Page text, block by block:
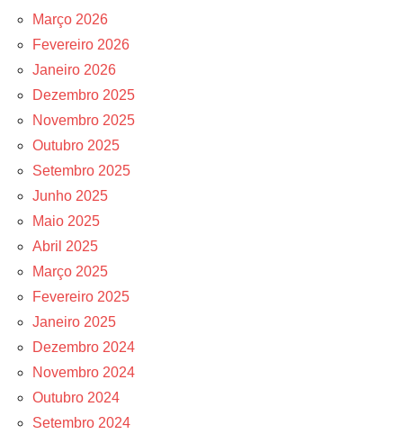
Março 2026
Fevereiro 2026
Janeiro 2026
Dezembro 2025
Novembro 2025
Outubro 2025
Setembro 2025
Junho 2025
Maio 2025
Abril 2025
Março 2025
Fevereiro 2025
Janeiro 2025
Dezembro 2024
Novembro 2024
Outubro 2024
Setembro 2024